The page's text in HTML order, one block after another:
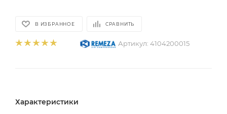
В ИЗБРАННОЕ СРАВНИТЬ
Артикул: 4104200015
Характеристики